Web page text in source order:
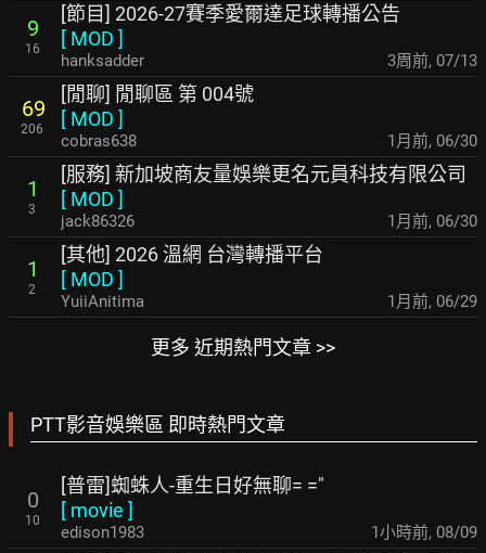
9
16
[節目] 2026-27賽季愛爾達足球轉播公告
[ MOD ]
hanksadder 3周前, 07/13
69
206
[閒聊] 閒聊區 第 004號
[ MOD ]
cobras638 1月前, 06/30
1
3
[服務] 新加坡商友量娛樂更名元員科技有限公司
[ MOD ]
jack86326 1月前, 06/30
1
2
[其他] 2026 溫網 台灣轉播平台
[ MOD ]
YuiiAnitima 1月前, 06/29
更多 近期熱門文章 >>
PTT影音娛樂區 即時熱門文章
0
10
[普雷]蜘蛛人-重生日好無聊= ="
[ movie ]
edison1983 1小時前, 08/09